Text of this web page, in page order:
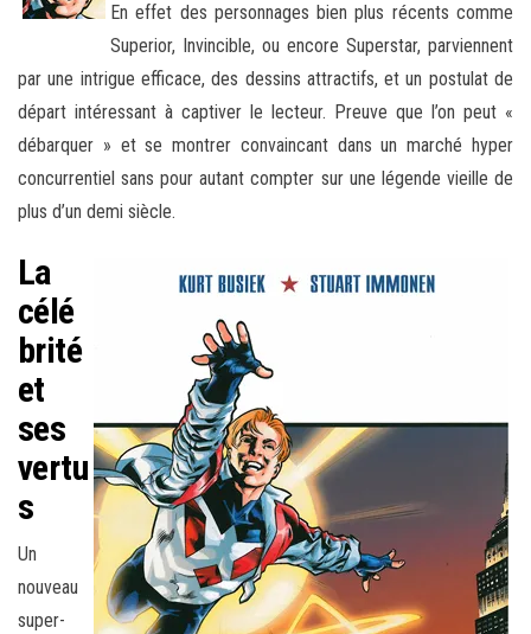
En effet des personnages bien plus récents comme
Superior, Invincible, ou encore Superstar, parviennent
par une intrigue efficace, des dessins attractifs, et un postulat de
départ intéressant à captiver le lecteur. Preuve que l’on peut «
débarquer » et se montrer convaincant dans un marché hyper
concurrentiel sans pour autant compter sur une légende vieille de
plus d’un demi siècle.
La
célé
brité
et
ses
vertu
s
Un
nouveau
super-